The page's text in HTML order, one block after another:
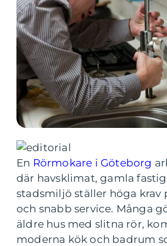
En Rörmokare i Göteborg
där havsklimat, gamla
stadsmiljö ställer höga krav
och snabb service. Många
äldre hus med slitna rör,
moderna kök och badrum